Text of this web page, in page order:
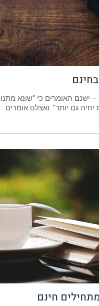
ישנם האומרים כי "שונא
גם יותר". ואצלנו אומרים
חינם